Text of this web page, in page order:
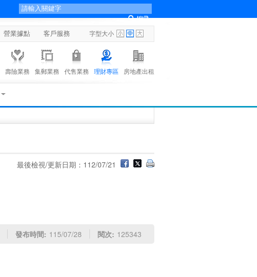
營業據點 客戶服務 字型大小
壽險業務 集郵業務 代售業務 理財專區 房地產出租
最後檢視/更新日期：112/07/21
發布時間: 115/07/28 閱次: 125343